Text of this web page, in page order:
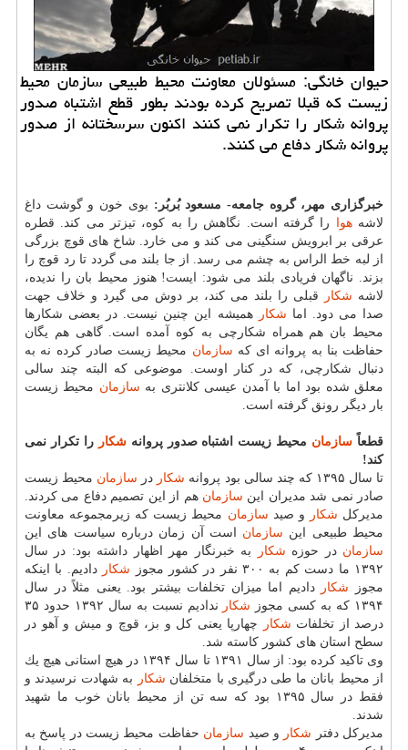
حیوان خانگی: مسئولان معاونت محیط طبیعی سازمان محیط
زیست كه قبلا تصریح كرده بودند بطور قطع اشتباه صدور
پروانه شكار را تكرار نمی كنند اكنون سرسختانه از صدور
پروانه شكار دفاع می كنند.
خبرگزاری مهر، گروه جامعه- مسعود بُربُر: بوی خون و گوشت داغ
لاشههوا
را گرفته است. نگاهش را به كوه، تیزتر می كند. قطره
عرقی بر ابرویش سنگینی می كند و می خارد. شاخ های قوچ بزرگی
از لبه خط الراس به چشم می رسد. از جا بلند می گردد تا رد قوچ را
بزند. ناگهان فریادی بلند می شود: ایست! هنوز محیط بان را ندیده،
لاشه شكار
قبلی را بلند می كند، بر دوش می گیرد و خلاف جهت
صدا می دود. اما شكار
همیشه این چنین نیست. در بعضی شكارها
محیط بان هم همراه شكارچی به كوه آمده است. گاهی هم یگان
حفاظت بنا به پروانه ای كه سازمان محیط زیست صادر كرده نه به
دنبال شكارچی، كه در كنار اوست. موضوعی كه البته چند سالی
معلق شده بود اما با آمدن عیسی كلانتری به سازمان محیط زیست
بار دیگر رونق گرفته است.
قطعاً سازمان محیط زیست اشتباه صدور پروانهشكار را تكرار نمی
كند!
تا سال ۱۳۹۵ كه چند سالی بود پروانه
شكار در سازمان محیط زیست
صادر نمی شد مدیران این سازمان هم از این تصمیم دفاع می كردند.
مدیركل شكار و صید سازمان محیط زیست كه زیرمجموعه معاونت
محیط طبیعی این سازمان است آن زمان درباره سیاست های این
سازمان در حوزه شكار
به خبرنگار مهر اظهار داشته بود: در سال
۱۳۹۲ ما دست كم به ۳۰۰ نفر در كشور مجوز
شكار دادیم. با اینكه
مجوز شكار
دادیم اما میزان تخلفات بیشتر بود. یعنی مثلاً در سال
۱۳۹۴ كه به كسی مجوز
شكار
ندادیم نسبت به سال ۱۳۹۲ حدود ۳۵
درصد از تخلفات شكار
چهارپا یعنی كل و بز، قوچ و میش و آهو در
سطح استان های كشور كاسته شد.
وی تاكید كرده بود: از سال ۱۳۹۱ تا سال ۱۳۹۴ در هیچ استانی هیچ یك
از محیط بانان ما طی درگیری با متخلفان شكار
به شهادت نرسیدند و
فقط در سال ۱۳۹۵ بود كه سه تن از محیط بانان خوب ما شهید
شدند.
مدیركل دفتر شكار و صید سازمان حفاظت محیط زیست در پاسخ به